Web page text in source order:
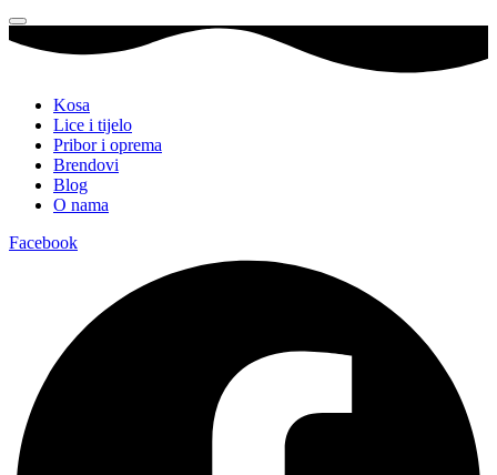
Kosa
Lice i tijelo
Pribor i oprema
Brendovi
Blog
O nama
Facebook